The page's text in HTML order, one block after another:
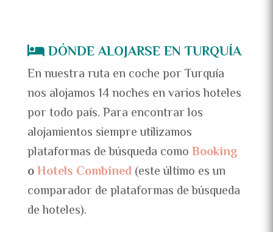
DÓNDE ALOJARSE EN TURQUÍA
En nuestra ruta en coche por Turquía
nos alojamos 14 noches en varios hoteles
por todo país. Para encontrar los
alojamientos siempre utilizamos
plataformas de búsqueda comoBooking
oHotels Combined (este último es un
comparador de plataformas de búsqueda
de hoteles).